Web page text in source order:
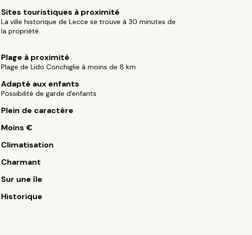
Sites touristiques à proximité
La ville historique de Lecce se trouve à 30 minutes de
la propriété.
Plage à proximité
Plage de Lido Conchiglie à moins de 8 km
Adapté aux enfants
Possibilité de garde d'enfants
Plein de caractère
Moins €
Climatisation
Charmant
Sur une île
Historique